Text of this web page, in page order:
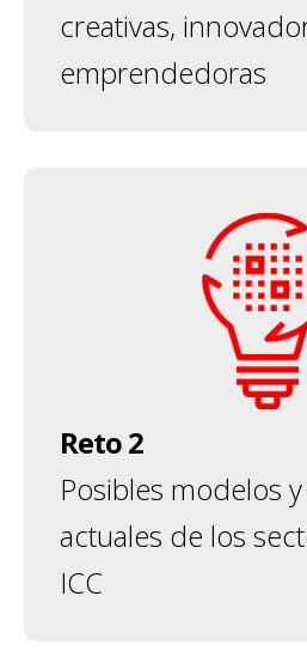
creativas,
emprendedoras
Reto 2
Posibles modelos
actuales de los
ICC